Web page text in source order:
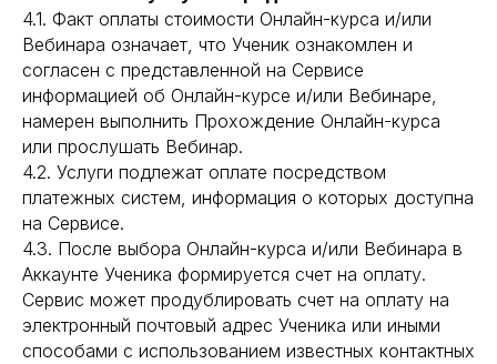
4.1. Факт оплаты стоимости Онлайн-курса и/или
Вебинара означает, что Ученик ознакомлен и
согласен с представленной на Сервисе
информацией об Онлайн-курсе и/или Вебинаре,
намерен выполнить Прохождение Онлайн-курса
или прослушать Вебинар.
4.2. Услуги подлежат оплате посредством
платежных систем, информация о которых доступна
на Сервисе.
4.3. После выбора Онлайн-курса и/или Вебинара в
Аккаунте Ученика формируется счет на оплату.
Сервис может продублировать счет на оплату на
электронный почтовый адрес Ученика или иными
способами с использованием известных контактных